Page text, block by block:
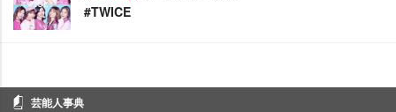
#TWICE
芸能人事典